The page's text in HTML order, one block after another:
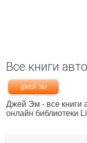
Все книги
ДЖЕЙ ЭМ
Джей Эм - все книги
онлайн библиотеки